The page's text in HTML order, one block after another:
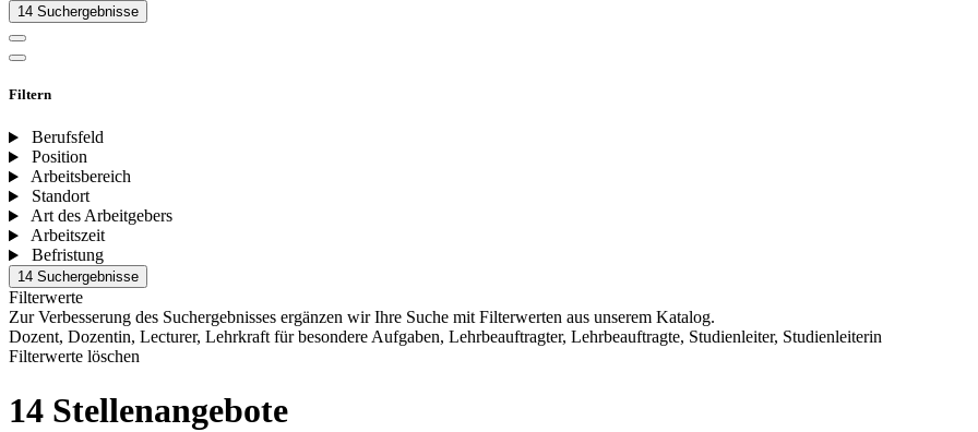
14 Suchergebnisse
Filtern
Berufsfeld
Position
Arbeitsbereich
Standort
Art des Arbeitgebers
Arbeitszeit
Befristung
14 Suchergebnisse
Filterwerte
Zur Verbesserung des Suchergebnisses ergänzen wir Ihre Suche mit Filterwerten aus unserem Katalog.
Dozent, Dozentin, Lecturer, Lehrkraft für besondere Aufgaben, Lehrbeauftragter, Lehrbeauftragte, Studienleiter, Studienleiterin
Filterwerte löschen
14 Stellenangebote